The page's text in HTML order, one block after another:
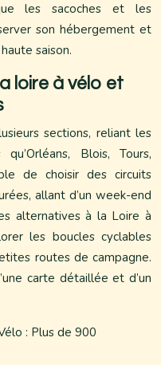
les sacoches et les
son hébergement et
saison.
loire à vélo et
sections, reliant les
Blois, Tours,
de choisir des circuits
allant d’un week-end
alternatives à la Loire à
les boucles cyclables
routes de campagne.
carte détaillée et d’un
: Plus de 900